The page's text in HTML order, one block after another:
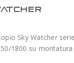
Sky Watcher
1800 su